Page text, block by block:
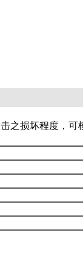
之损坏程度，